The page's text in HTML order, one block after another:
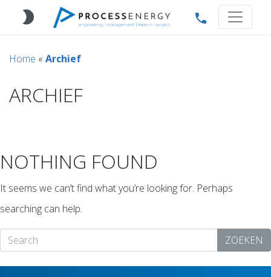
brightness_2 phone
Home « Archief
ARCHIEF
NOTHING FOUND
It seems we can’t find what you’re looking for. Perhaps
searching can help.
ZOEKEN